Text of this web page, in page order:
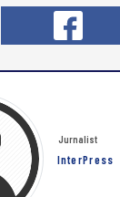
Jurnalist
InterPress